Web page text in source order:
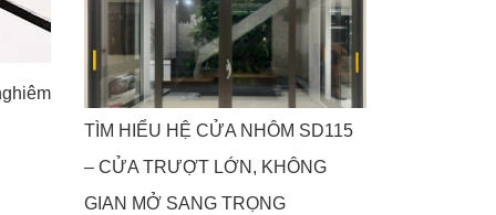
TÌM HIỂU HỆ CỬA NHÔM SD115
– CỬA TRƯỢT LỚN, KHÔNG
GIAN MỞ SANG TRỌNG